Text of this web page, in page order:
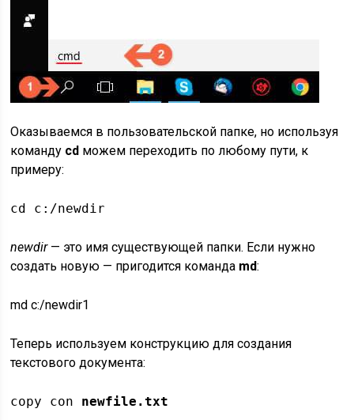
Оказываемся в пользовательской папке, но используя
команду cd можем переходить по любому пути, к
примеру:
cd c:/newdir
newdir— это имя существующей папки. Если нужно
создать новую — пригодится команда md:
md c:/newdir1
Теперь используем конструкцию для создания
текстового документа:
copy con newfile.txt